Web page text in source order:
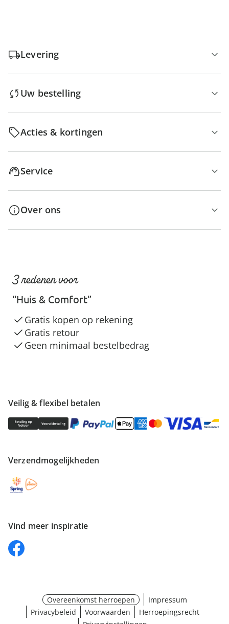
Levering
Uw bestelling
Acties & kortingen
Service
Over ons
Veilig & flexibel betalen
Verzendmogelijkheden
Vind meer inspiratie
3 redenen voor
“Huis & Comfort”
Gratis kopen op rekening
Gratis retour
Geen minimaal bestelbedrag
Overeenkomst herroepen
Impressum
Privacybeleid
Voorwaarden
Herroepingsrecht